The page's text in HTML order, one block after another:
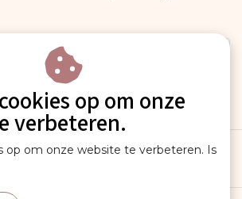
op om onze
verbeteren.
op om onze website te verbeteren. Is